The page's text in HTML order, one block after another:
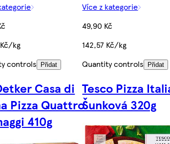
kg
controls Přidat
Více z kategorie
49,90 Kč
142,57 Kč/kg
Quantity controls Přidat
Casa di
Pizza Quattro
410g
Tesco Pizza
Šunková 320g